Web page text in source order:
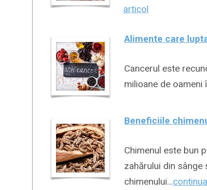
articol
Alimente care
Cancerul este
milioane de oameni
Beneficiile
Chimenul este bun
zahărului din sânge
chimenului...